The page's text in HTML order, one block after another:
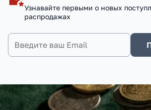
Узнавайте первыми о новых
распродажах